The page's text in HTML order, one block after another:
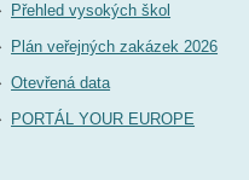
Přehled vysokých škol
Plán veřejných zakázek 2026
Otevřená data
PORTÁL YOUR EUROPE